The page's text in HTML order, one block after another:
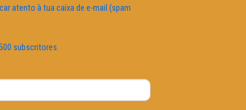
atento à tua caixa de e-mail (spam
subscritores.